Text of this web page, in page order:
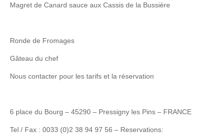
Magret de Canard sauce aux Cassis de la Bussière
Ronde de Fromages
Gâteau du chef
Nous contacter pour les tarifs et la réservation
6 place du Bourg – 45290 – Pressigny les Pins – FRANCE
Tel / Fax : 0033 (0)2 38 94 97 56 – Reservations: